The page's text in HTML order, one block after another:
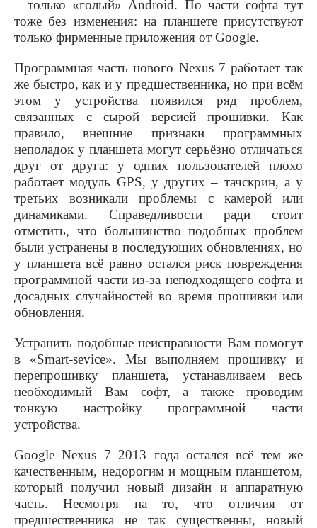
– только «голый» Android. По части софта тут
тоже без изменения: на планшете присутствуют
только фирменные приложения от Google.
Программная часть нового Nexus7 работает так
же быстро, как и у предшественника, но при всём
этом у устройства появился ряд проблем,
связанных с сырой версией прошивки. Как
правило, внешние признаки программных
неполадок у планшета могут серьёзно отличаться
друг от друга: у одних пользователей плохо
работает модуль GPS, у других – тачскрин, а у
третьих возникали проблемы с камерой или
динамиками. Справедливости ради стоит
отметить, что большинство подобных проблем
были устранены в последующих обновлениях, но
у планшета всё равно остался риск повреждения
программной части из-за неподходящего софта и
досадных случайностей во время прошивки или
обновления.
Устранить подобные неисправности Вам помогут
в «Smart-sevice». Мы выполняем прошивку и
перепрошивку планшета, устанавливаем весь
необходимый Вам софт, а также проводим
тонкую настройку программной части
устройства.
Google Nexus 7 2013 года остался всё тем же
качественным, недорогим и мощным планшетом,
который получил новый дизайн и аппаратную
часть. Несмотря на то, что отличия от
предшественника не так существенны, новый